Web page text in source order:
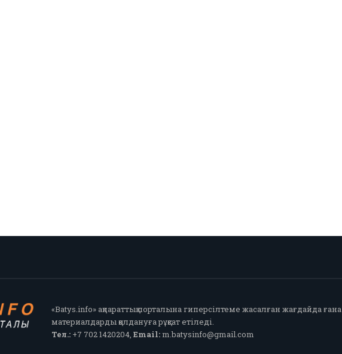
«Batys.info» ақпараттық порталына гиперсілтеме жасалған жағдайда ғана
материалдарды қолдануға рұқсат етіледі.
Тел.:+7 702 1420204, Email:m.batysinfo@gmail.com